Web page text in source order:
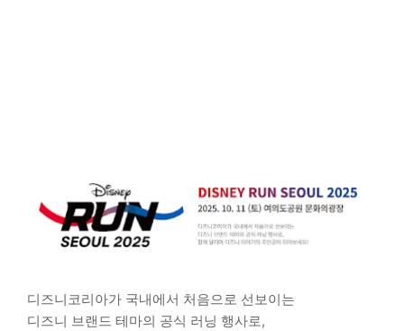
디즈니코리아가 국내에서 처음으로 선보이는
디즈니 브랜드 테마의 공식 러닝 행사로,